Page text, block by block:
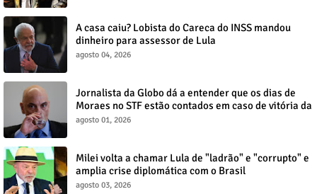
A casa caiu? Lobista do Careca do INSS mandou
dinheiro para assessor de Lula
agosto 04, 2026
Jornalista da Globo dá a entender que os dias de
Moraes no STF estão contados em caso de vitória da
direita no Senado
agosto 01, 2026
Milei volta a chamar Lula de "ladrão" e "corrupto" e
amplia crise diplomática com o Brasil
agosto 03, 2026